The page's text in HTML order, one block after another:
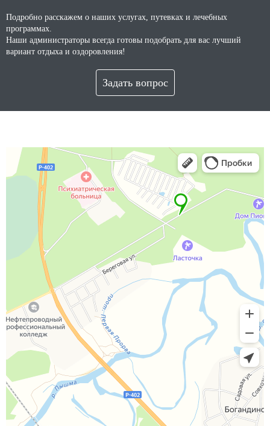
Подробно расскажем о наших услугах, путевках и лечебных
программах.
Наши администраторы всегда готовы подобрать для вас лучший
вариант отдыха и оздоровления!
Задать вопрос